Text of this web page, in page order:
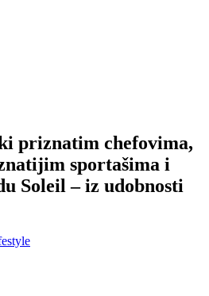
priznatim chefovima,
sportašima i
Soleil – iz udobnosti